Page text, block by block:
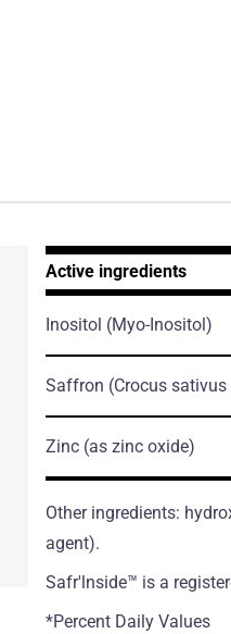
Active ingredients
Inositol (Myo-Inositol)
Saffron (Crocus sativus
Zinc (as zinc oxide)
Other ingredients:
agent).
Safr'lnside™ is а
*Percent Daily Values